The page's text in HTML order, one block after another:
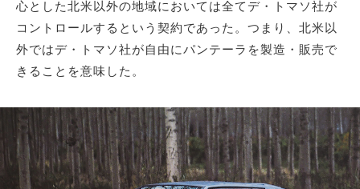
心とした北米以外の地域においては全てデ・トマソ社が
コントロールするという契約であった。つまり、北米以
外ではデ・トマソ社が自由にパンテーラを製造・販売で
きることを意味した。